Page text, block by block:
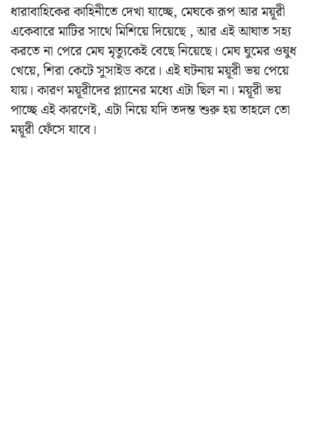
ধারাবাহিকের কাহিনীতে দেখা যাচ্ছে, মেঘকে রূপ আর ময়ূরী
একেবারে মাটির সাথে মিশিয়ে দিয়েছে , আর এই আঘাত সহ্য
করতে না পেরে মেঘ মৃত্যুকেই বেছে নিয়েছে। মেঘ ঘুমের ওষুধ
খেয়ে, শিরা কেটে সুসাইড করে। এই ঘটনায় ময়ূরী ভয় পেয়ে
যায়। কারণ ময়ূরীদের প্ল্যানের মধ্যে এটা ছিল না। ময়ূরী ভয়
পাচ্ছে এই কারণেই, এটা নিয়ে যদি তদন্ত শুরু হয় তাহলে তো
ময়ূরী ফেঁসে যাবে।